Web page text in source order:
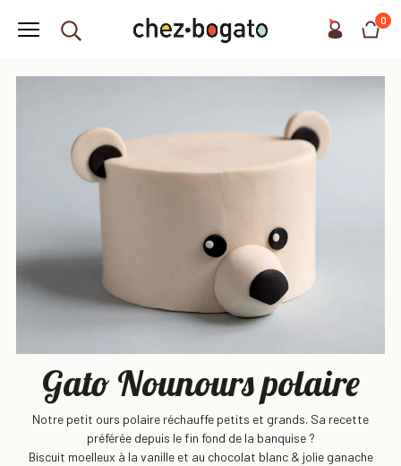
0
Gato Nounours polaire
Notre petit ours polaire réchauffe petits et grands. Sa recette
préférée depuis le fin fond de la banquise ?
Biscuit moelleux à la vanille et au chocolat blanc & jolie ganache